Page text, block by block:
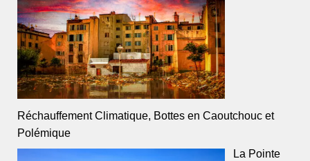
Réchauffement Climatique, Bottes en Caoutchouc et
Polémique
La Pointe